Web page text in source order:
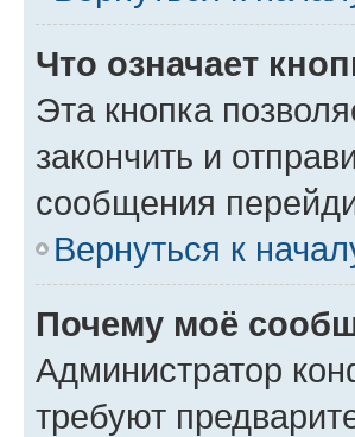
Что означает
Эта кнопка
закончить и
сообщения
Вернуться к
Почему моё
Администратор
требуют